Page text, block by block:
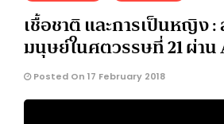
เชื้อชาติ และการเป็นหญิง
มนุษย์ในศตวรรษที่ 21 ผ่า
Posted On 17 February 2018